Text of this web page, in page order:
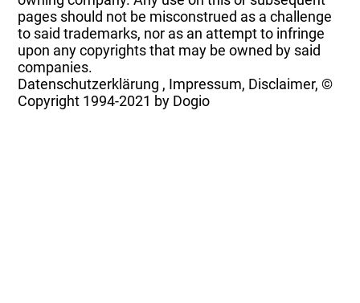
pages should not be misconstrued as a challenge
to said trademarks, nor as an attempt to infringe
upon any copyrights that may be owned by said
companies.
Datenschutzerklärung , Impressum, Disclaimer, ©
Copyright 1994-2021 by Dogio